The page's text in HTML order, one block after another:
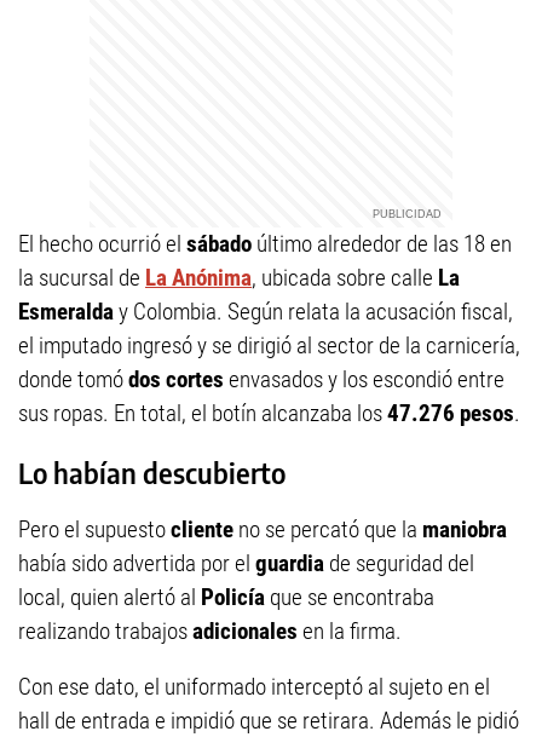
El hecho ocurrió el sábado último alrededor de las 18 en
la sucursal de La Anónima, ubicada sobre calle La
Esmeralday Colombia. Según relata la acusación fiscal,
el imputado ingresó y se dirigió al sector de la carnicería,
donde tomódos cortes envasados y los escondió entre
sus ropas. En total, el botín alcanzaba los47.276 pesos.
Lo habían descubierto
Pero el supuestocliente no se percató que la maniobra
había sido advertida por el guardia de seguridad del
local, quien alertó al Policía que se encontraba
realizando trabajosadicionales en la firma.
Con ese dato, el uniformado interceptó al sujeto en el
hall de entrada e impidió que se retirara. Además le pidió